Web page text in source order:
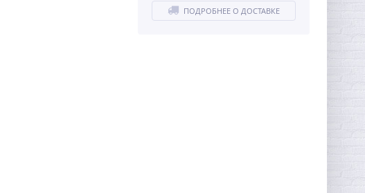
ПОДРОБНЕЕ О ДОСТАВКЕ